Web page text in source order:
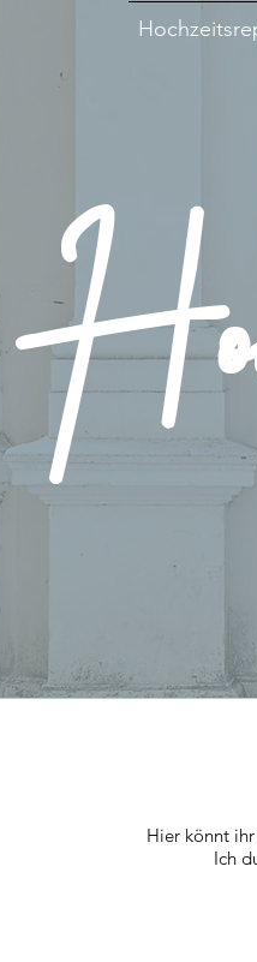
Hier könnt
Ich